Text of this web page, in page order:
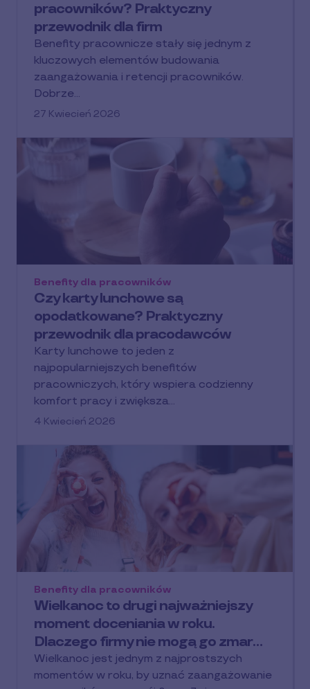
pracowników? Praktyczny
przewodnik dla firm
Benefity pracownicze stały się jednym z
kluczowych elementów budowania
zaangażowania i retencji pracowników.
Dobrze…
27 Kwiecień 2026
Czy karty lunchowe są
opodatkowane? Praktyczny
przewodnik dla pracodawców
Benefity dla pracowników
Karty lunchowe to jeden z
najpopularniejszych benefitów
pracowniczych, który wspiera codzienny
komfort pracy i zwiększa…
4 Kwiecień 2026
Wielkanoc to drugi najważniejszy
moment doceniania w roku.
Dlaczego firmy nie mogą go zmar…
Benefity dla pracowników
Wielkanoc jest jednym z najprostszych
momentów w roku, by uznać zaangażowanie